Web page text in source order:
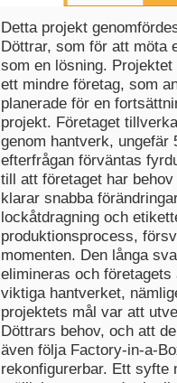
Detta projekt
Döttrar, som för att möta
som en lösning. Projektet
ett mindre företag, som
planerade för en
projekt. Företaget
genom hantverk, ungefär
efterfrågan förväntas
till att företaget har
klarar snabba
lockåtdragning och
produktionsprocess,
momenten. Den långa
elimineras och
viktiga hantverket,
projektets mål var att
Döttrars behov, och att
även följa Factory-in-a-
rekonfigurerbar. Ett syfte